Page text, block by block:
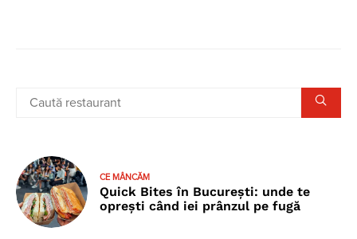
CE MÂNCĂM
Quick Bites în București: unde te
oprești când iei prânzul pe fugă